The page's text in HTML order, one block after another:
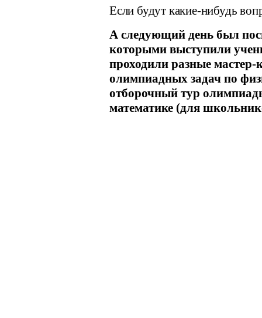
Если будут какие-нибудь
А следующий день был
которыми выступили
проходили разные
олимпиадных задач по
отборочный тур
математике (для